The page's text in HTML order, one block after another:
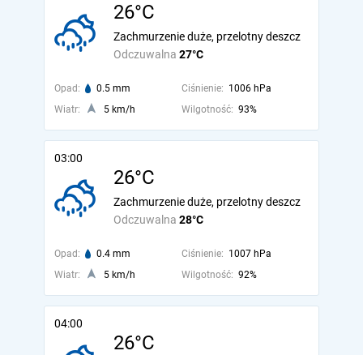
26°C
Odczuwalna 27°C
Zachmurzenie duże, przelotny deszcz
Opad: 0.5 mm Ciśnienie: 1006 hPa
Wiatr:
5 km/h Wilgotność: 93%
03:00
26°C
Odczuwalna 28°C
Zachmurzenie duże, przelotny deszcz
Opad: 0.4 mm Ciśnienie: 1007 hPa
Wiatr:
5 km/h Wilgotność: 92%
04:00
26°C